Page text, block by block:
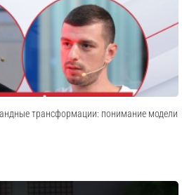
трансформации: понимание модели